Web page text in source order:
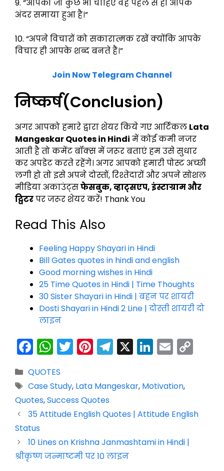
9. “आपको जो कुछ भी चाहिए वह पहले से ही आपके
अंदर समाया हुआ है।”
10. “अपने विचारों को सकारात्मक रखें क्योंकि आपके
विचार ही आपके शब्द बनते हैं।”
Join Now Telegram Channel
निष्कर्ष(Conclusion)
अगर आपको हमारे द्वारा शेयर किये गए आर्टिकल Lata
Mangeskar Quotes in Hindi में कोई कमी नजर
आती है तो कमेंट बॉक्स में जरूर बताएं हम उसे सुधार
कर अपडेट करते रहेंगे। अगर आपको हमारी पोस्ट अच्छी
लगी हो तो इसे अपने दोस्तों, रिश्तेदारों और अपने सोशल
मीडिया अकाउंट्सफेसबुक, व्हाट्सएप, इंस्टाग्राम और
ट्विटरपर जरूर शेयर करें! Thank You
Read This Also
Feeling Happy Shayari in Hindi
Bill Gates quotes in hindi and english
Good morning wishes in Hindi
25 Time Quotes in Hindi | Time Thoughts
30 Sister Shayari in Hindi | बहन पर शायरी
Dosti Shayari in Hindi 2 Line | दोस्ती शायरी दो
लाइन
F
a
c
e
b
o
o
k
W
h
a
ts
A
p
T
w
itt
er
Pi
nt
er
e
st
T
el
e
gr
a
X Li
n
k
e
dI
E
m
ai
l
Li
Categories
QUOTES
Tags
Case Study, Lata Mangeskar, Motivation,
Quotes,Success Quotes
35 Attitude English Quotes | Attitude English
Status
10 Lines on Krishna Janmashtami in Hindi |
श्रीकृष्ण जन्माष्टमी पर 10 लाइन